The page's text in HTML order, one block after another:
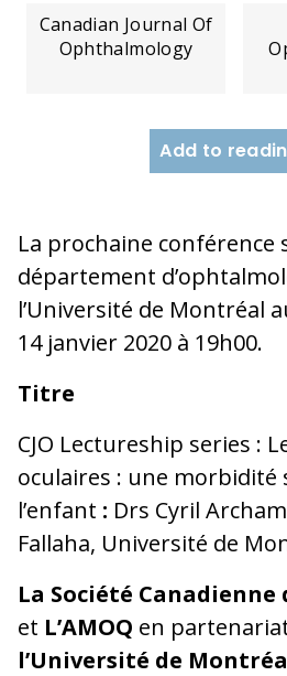
Canadian Journal Of
Ophthalmology
Add to
La prochaine conférence
département
l’Université de Montréal
14 janvier 2020 à 19h00.
Titre
CJO Lectureship series :
oculaires : une morbidité
l’enfant : Drs Cyril
Fallaha, Université de
La Société
et L’AMOQ en
l’Université de